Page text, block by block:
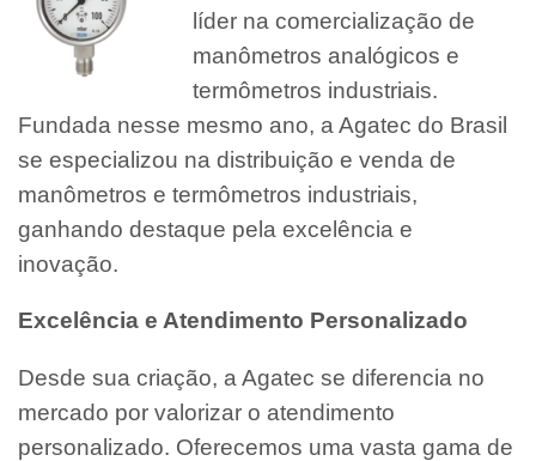
líder na comercialização de
manômetros analógicos e
termômetros industriais.
Fundada nesse mesmo ano, a Agatec do Brasil
se especializou na distribuição e venda de
manômetros e termômetros industriais,
ganhando destaque pela excelência e
inovação.
Excelência e Atendimento Personalizado
Desde sua criação, a Agatec se diferencia no
mercado por valorizar o atendimento
personalizado. Oferecemos uma vasta gama de